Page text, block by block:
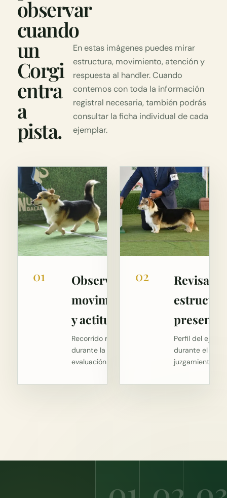
observar
cuando
un
Corgi
entra
a
pista.
En estas imágenes puedes mirar
estructura, movimiento, atención y
respuesta al handler. Cuando
contemos con toda la información
registral necesaria, también podrás
consultar la ficha individual de cada
ejemplar.
01
Observa
movimiento
y actitud
Recorrido realizado
durante la
evaluación de raza.
02
Revisa
Perfil del
durante el
juzgamiento de